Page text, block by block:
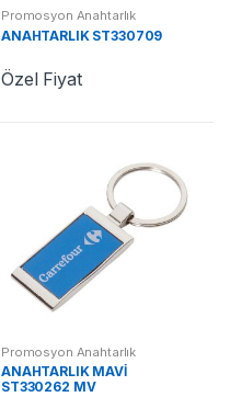
Promosyon Anahtarlık
ANAHTARLIK ST330709
Özel Fiyat
Promosyon Anahtarlık
ANAHTARLIK MAVİ
ST330262 MV